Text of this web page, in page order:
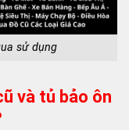
sử dụng
và tủ bảo ôn